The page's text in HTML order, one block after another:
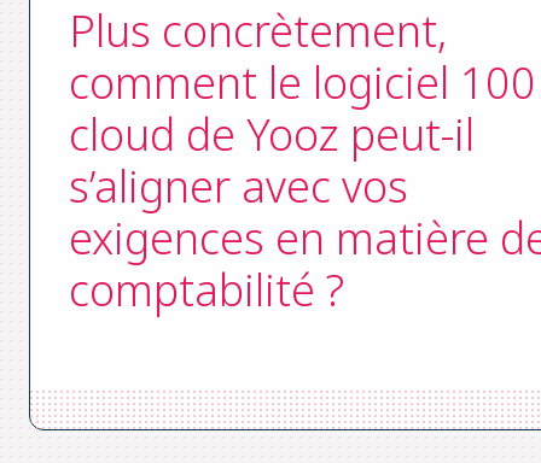
Plus concrètement,
comment le logiciel
cloud de Yooz peut-il
s’aligner avec vos
exigences en matière
comptabilité ?